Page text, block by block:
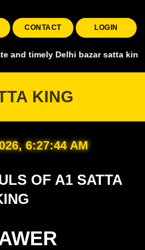
CONTACT LOGIN
Delhi bazar satta king,
KING
6:27:45 AM
OF A1 SATTA